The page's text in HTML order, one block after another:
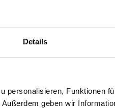
Details
personalisieren, Funktionen
geben wir